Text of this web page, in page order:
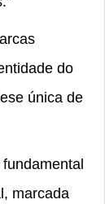
do
única de
marcada